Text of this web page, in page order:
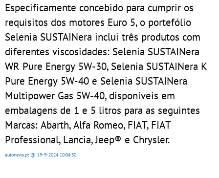
Especificamente concebido para cumprir os
requisitos dos motores Euro 5, o portefólio
Selenia SUSTAINera inclui três produtos com
diferentes viscosidades: Selenia SUSTAINera
WR Pure Energy 5W-30, Selenia SUSTAINera K
Pure Energy 5W-40 e Selenia SUSTAINera
Multipower Gas 5W-40, disponíveis em
embalagens de 1 e 5 litros para as seguintes
Marcas: Abarth, Alfa Romeo, FIAT, FIAT
Professional, Lancia, Jeep® e Chrysler.
autonews.pt @ 19-9-202410:04:30